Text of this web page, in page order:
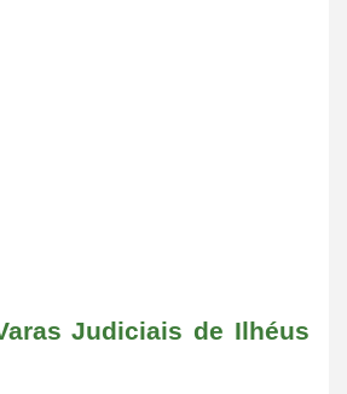
Judiciais de Ilhéus